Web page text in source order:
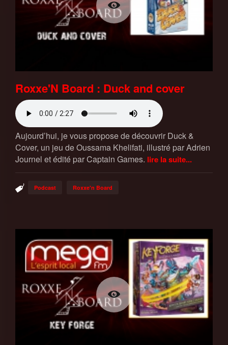
Roxxe'N Board : Duck and cover
Aujourd’hui, je vous propose de découvrir Duck &
Cover, un jeu de Oussama Khelifati, illustré par Adrien
Journel et édité par Captain Games. lire la suite...
Podcast Roxxe'n Board